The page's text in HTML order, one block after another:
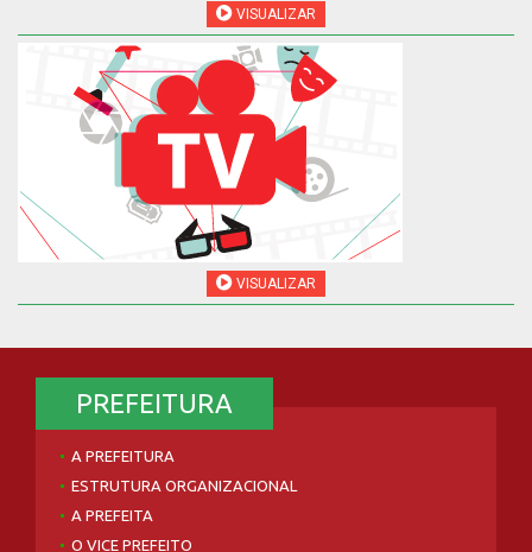
VISUALIZAR
VISUALIZAR
PREFEITURA
A PREFEITURA
ESTRUTURA ORGANIZACIONAL
A PREFEITA
O VICE PREFEITO